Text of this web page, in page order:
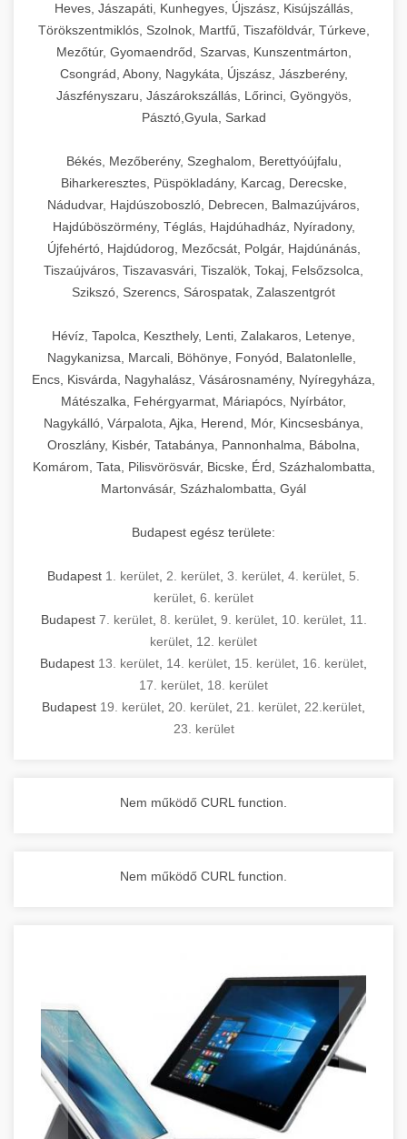
Heves, Jászapáti, Kunhegyes, Újszász, Kisújszállás,
Törökszentmiklós, Szolnok, Martfű, Tiszaföldvár, Túrkeve,
Mezőtúr, Gyomaendrőd, Szarvas, Kunszentmárton,
Csongrád, Abony, Nagykáta, Újszász, Jászberény,
Jászfényszaru, Jászárokszállás, Lőrinci, Gyöngyös,
Pásztó,Gyula, Sarkad
Békés, Mezőberény, Szeghalom, Berettyóújfalu,
Biharkeresztes, Püspökladány, Karcag, Derecske,
Nádudvar, Hajdúszoboszló, Debrecen, Balmazújváros,
Hajdúböszörmény, Téglás, Hajdúhadház, Nyíradony,
Újfehértó, Hajdúdorog, Mezőcsát, Polgár, Hajdúnánás,
Tiszaújváros, Tiszavasvári, Tiszalök, Tokaj, Felsőzsolca,
Szikszó, Szerencs, Sárospatak, Zalaszentgrót
Hévíz, Tapolca, Keszthely, Lenti, Zalakaros, Letenye,
Nagykanizsa, Marcali, Böhönye, Fonyód, Balatonlelle,
Encs, Kisvárda, Nagyhalász, Vásárosnamény, Nyíregyháza,
Mátészalka, Fehérgyarmat, Máriapócs, Nyírbátor,
Nagykálló, Várpalota, Ajka, Herend, Mór, Kincsesbánya,
Oroszlány, Kisbér, Tatabánya, Pannonhalma, Bábolna,
Komárom, Tata, Pilisvörösvár, Bicske, Érd, Százhalombatta,
Martonvásár, Százhalombatta, Gyál
Budapest egész területe:
Budapest 1. kerület 2. kerület 3. kerület 4. kerület 5.
kerület 6. kerület
Budapest 7. kerület, 8. kerület, 9. kerület, 10. kerület, 11.
kerület 12. kerület
Budapest 13. kerület 14. kerület 15. kerület 16. kerület
17. kerület 18. kerület
Budapest 19. kerület 20. kerület 21. kerület 22.kerület
23. kerület
Nem működő CURL function.
Nem működő CURL function.